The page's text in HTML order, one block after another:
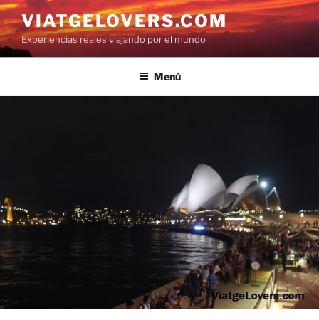
Saltar
al
contenido
VIATGELOVERS.COM
Experiencias reales viajando por el mundo
Menú